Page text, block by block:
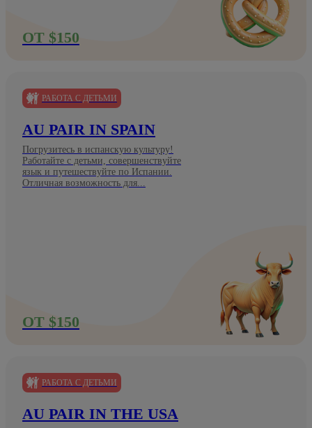
ОТ $150
РАБОТА С ДЕТЬМИ
AU PAIR IN SPAIN
Погрузитесь в испанскую культуру!
Работайте с детьми, совершенствуйте
язык и путешествуйте по Испании.
Отличная возможность для...
ОТ $150
РАБОТА С ДЕТЬМИ
AU PAIR IN THE USA